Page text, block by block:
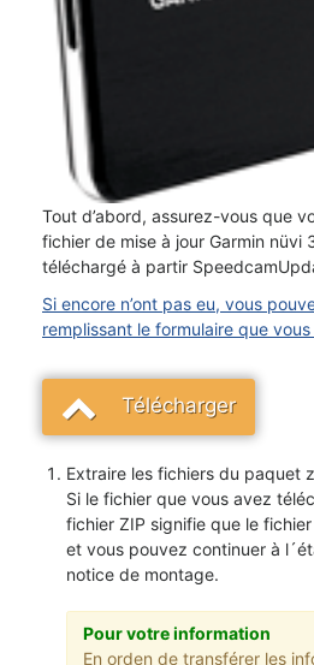
Tout d’abord, assurez-vous que
fichier de mise à jour Garmin nüvi
téléchargé à partir
Si encore n’ont pas eu, vous
remplissant le formulaire que
Télécharger
Extraire les fichiers du paquet
Si le fichier que vous avez
fichier ZIP signifie que le
et vous pouvez continuer à
notice de montage.
Pour votre information
En orden de transférer les